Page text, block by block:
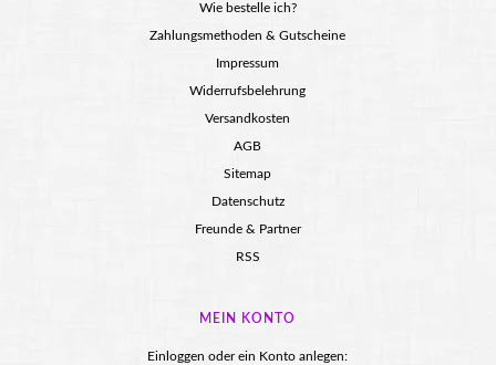
Wie bestelle ich?
Zahlungsmethoden & Gutscheine
Impressum
Widerrufsbelehrung
Versandkosten
AGB
Sitemap
Datenschutz
Freunde & Partner
RSS
MEIN KONTO
Einloggen oder ein Konto anlegen: